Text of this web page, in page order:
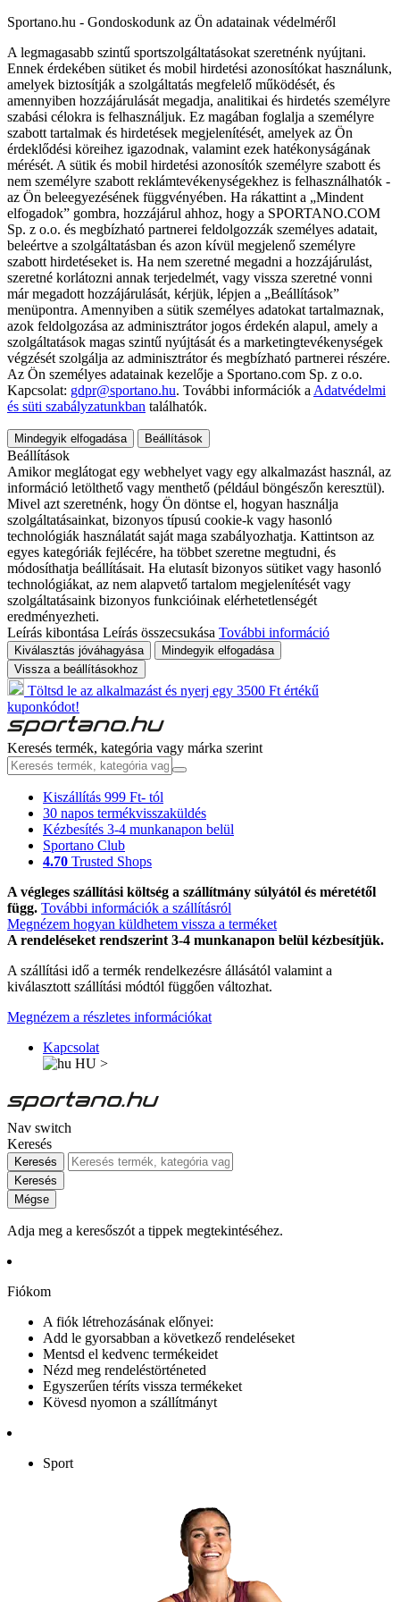
Sportano.hu - Gondoskodunk az Ön adatainak védelméről
A legmagasabb szintű sportszolgáltatásokat szeretnénk nyújtani.
Ennek érdekében sütiket és mobil hirdetési azonosítókat használunk,
amelyek biztosítják a szolgáltatás megfelelő működését, és
amennyiben hozzájárulását megadja, analitikai és hirdetés személyre
szabási célokra is felhasználjuk. Ez magában foglalja a személyre
szabott tartalmak és hirdetések megjelenítését, amelyek az Ön
érdeklődési köreihez igazodnak, valamint ezek hatékonyságának
mérését. A sütik és mobil hirdetési azonosítók személyre szabott és
nem személyre szabott reklámtevékenységekhez is felhasználhatók -
az Ön beleegyezésének függvényében. Ha rákattint a „Mindent
elfogadok” gombra, hozzájárul ahhoz, hogy a SPORTANO.COM
Sp. z o.o. és megbízható partnerei feldolgozzák személyes adatait,
beleértve a szolgáltatásban és azon kívül megjelenő személyre
szabott hirdetéseket is. Ha nem szeretné megadni a hozzájárulást,
szeretné korlátozni annak terjedelmét, vagy vissza szeretné vonni
már megadott hozzájárulását, kérjük, lépjen a „Beállítások”
menüpontra. Amennyiben a sütik személyes adatokat tartalmaznak,
azok feldolgozása az adminisztrátor jogos érdekén alapul, amely a
szolgáltatások magas szintű nyújtását és a marketingtevékenységek
végzését szolgálja az adminisztrátor és megbízható partnerei részére.
Az Ön személyes adatainak kezelője a Sportano.com Sp. z o.o.
Kapcsolat: gdpr@sportano.hu. További információk a Adatvédelmi
és süti szabályzatunkban találhatók.
Mindegyik elfogadása Beállítások
Beállítások
Amikor meglátogat egy webhelyet vagy egy alkalmazást használ, az
információ letölthető vagy menthető (például böngészőn keresztül).
Mivel azt szeretnénk, hogy Ön döntse el, hogyan használja
szolgáltatásainkat, bizonyos típusú cookie-k vagy hasonló
technológiák használatát saját maga szabályozhatja. Kattintson az
egyes kategóriák fejlécére, ha többet szeretne megtudni, és
módosíthatja beállításait. Ha elutasít bizonyos sütiket vagy hasonló
technológiákat, az nem alapvető tartalom megjelenítését vagy
szolgáltatásaink bizonyos funkcióinak elérhetetlenségét
eredményezheti.
Leírás kibontása Leírás összecsukása További információ
Kiválasztás jóváhagyása
Mindegyik elfogadása
Vissza a beállításokhoz
Töltsd le az alkalmazást és nyerj egy 3500 Ft értékű
kuponkódot!
Keresés termék, kategória vagy márka szerint
Kiszállítás 999 Ft- tól
30 napos termékvisszaküldés
Kézbesítés 3-4 munkanapon belül
Sportano Club
4.70 Trusted Shops
A végleges szállítási költség a szállítmány súlyától és méretétől
függ. További információk a szállításról
Megnézem hogyan küldhetem vissza a terméket
A rendeléseket rendszerint 3-4 munkanapon belül kézbesítjük.
A szállítási idő a termék rendelkezésre állásától valamint a
kiválasztott szállítási módtól függően változhat.
Megnézem a részletes információkat
Kapcsolat
HU >
Nav switch
Keresés
Keresés
Keresés
Mégse
Adja meg a keresőszót a tippek megtekintéséhez.
Fiókom
A fiók létrehozásának előnyei:
Add le gyorsabban a következő rendeléseket
Mentsd el kedvenc termékeidet
Nézd meg rendeléstörténeted
Egyszerűen téríts vissza termékeket
Kövesd nyomon a szállítmányt
Sport